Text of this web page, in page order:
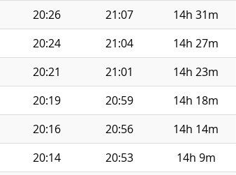
20:26 21:07
14h 31m
20:24 21:04
14h 27m
20:21 21:01
14h 23m
20:19 20:59
14h 18m
20:16 20:56
14h 14m
20:14 20:53 14h 9m